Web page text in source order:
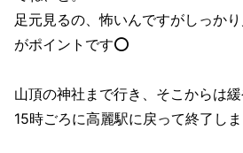
足元見るの、怖いんですがしっか
がポイントです⭕️
山頂の神社まで行き、そこからは緩
15時ごろに高麗駅に戻って終了しま